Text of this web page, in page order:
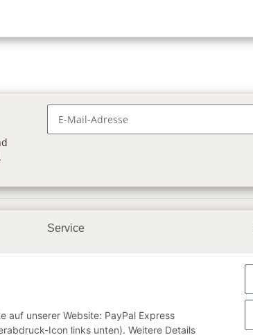
Service
auf unserer Website: PayPal Express
Icon links unten). Weitere Details